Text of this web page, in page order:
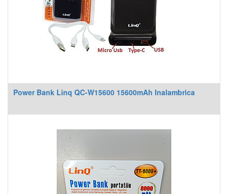
Power Bank Linq QC-W15600 15600mAh Inalambrica